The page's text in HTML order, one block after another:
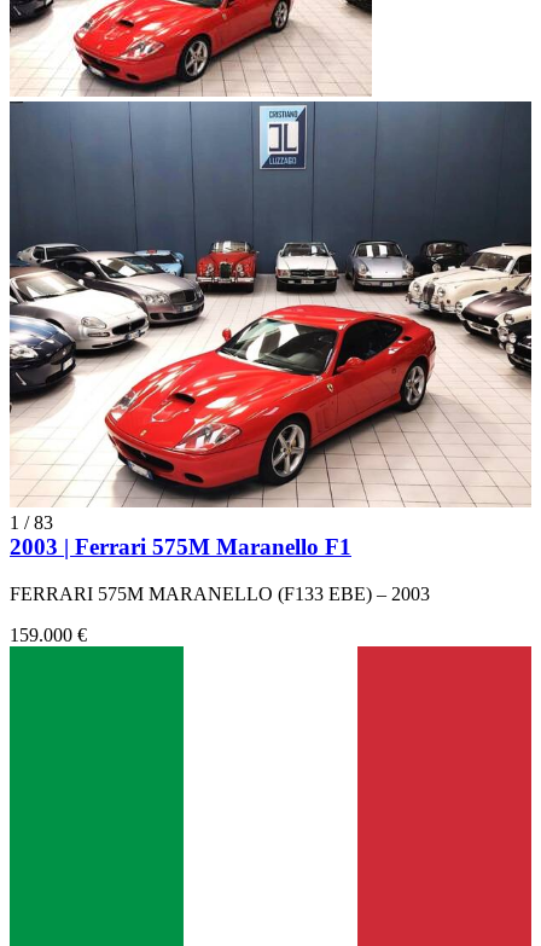
1 /83
2003 | Ferrari 575M Maranello F1
FERRARI 575M MARANELLO (F133 EBE) – 2003
159.000 €